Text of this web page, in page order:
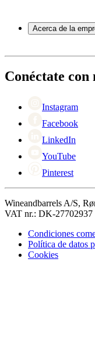
Servicio
Pago
Devolución
Acerca de la
Black
Singles
Conéctate con
Instagram
Facebook
LinkedIn
YouTube
Pinterest
Wineandbarrels A/S,
VAT nr.: DK-27702937
Condiciones
Política de datos
Cookies